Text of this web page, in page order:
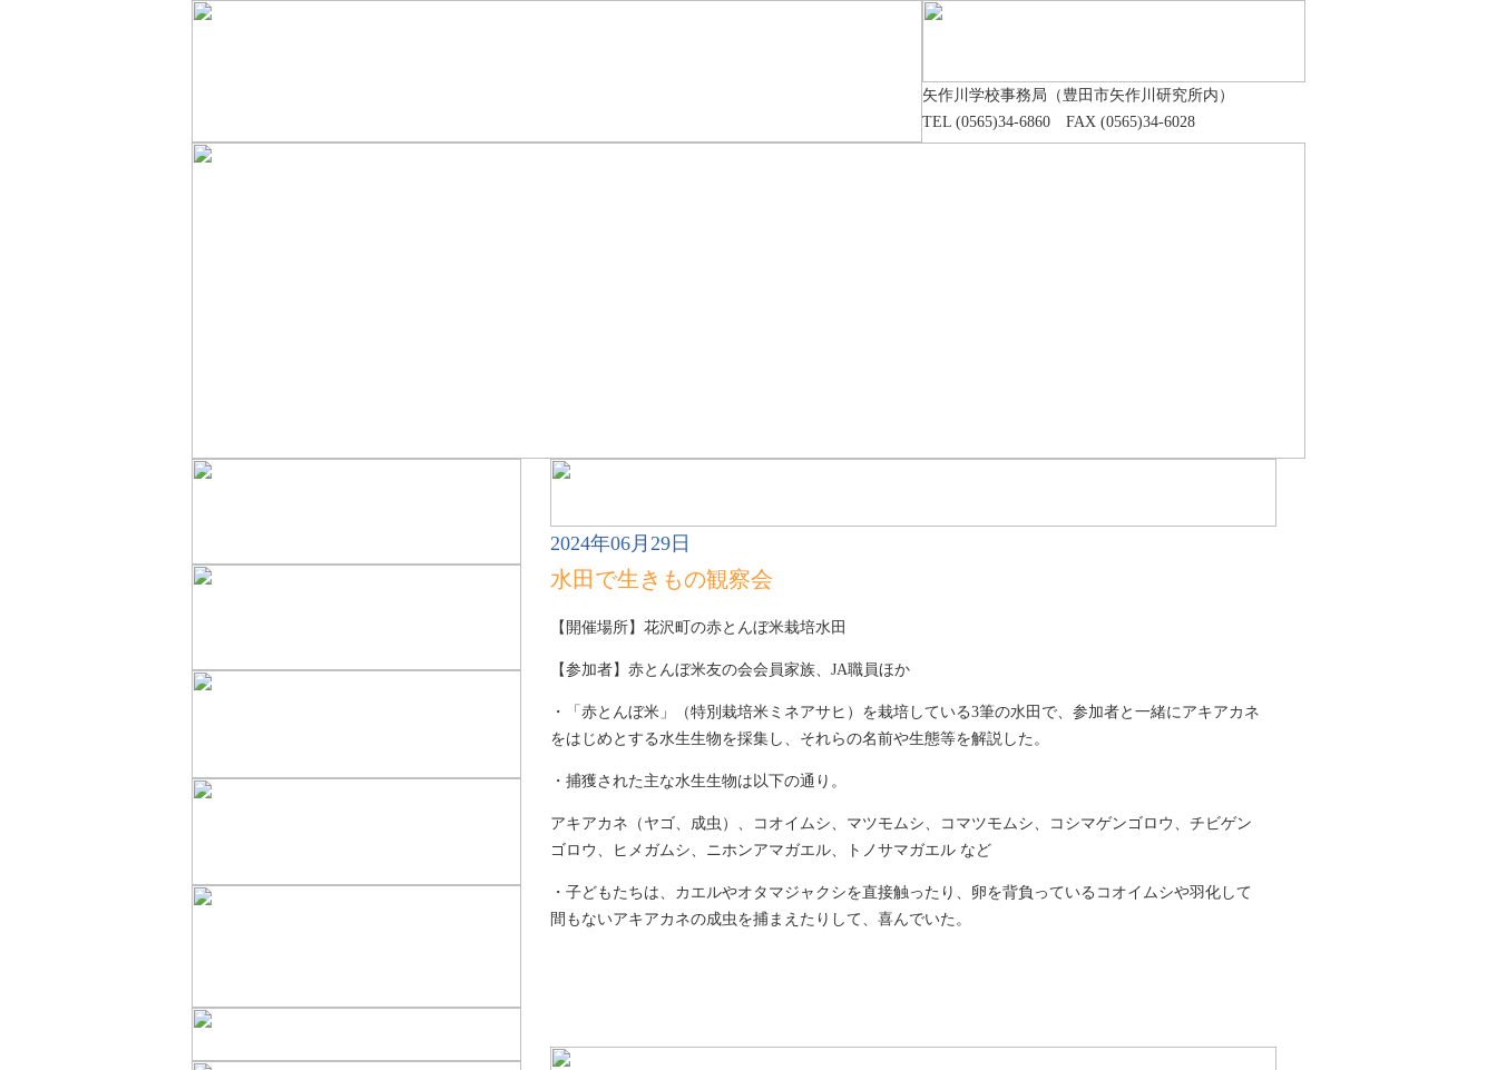
矢作川学校事務局（豊田市矢作川研究所内）
TEL (0565)34-6860 FAX (0565)34-6028
2024年06月29日
水田で生きもの観察会
【開催場所】花沢町の赤とんぼ米栽培水田
【参加者】赤とんぼ米友の会会員家族、JA職員ほか
・「赤とんぼ米」（特別栽培米ミネアサヒ）を栽培している3筆の水田で、参加者と一緒にアキアカネ
をはじめとする水生生物を採集し、それらの名前や生態等を解説した。
・捕獲された主な水生生物は以下の通り。
アキアカネ（ヤゴ、成虫）、コオイムシ、マツモムシ、コマツモムシ、コシマゲンゴロウ、チビゲン
ゴロウ、ヒメガムシ、ニホンアマガエル、トノサマガエル など
・子どもたちは、カエルやオタマジャクシを直接触ったり、卵を背負っているコオイムシや羽化して
間もないアキアカネの成虫を捕まえたりして、喜んでいた。